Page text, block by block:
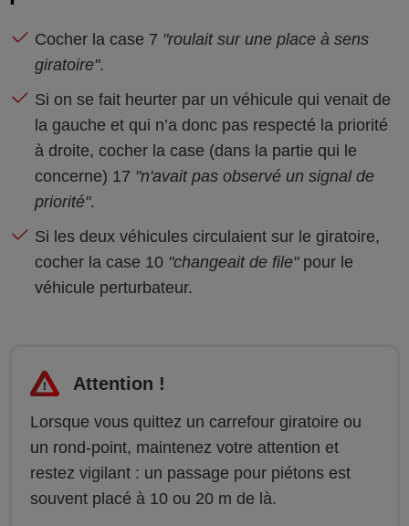
Cocher la case 7 "roulait sur une place à sens
giratoire".
Si on se fait heurter par un véhicule qui venait de
la gauche et qui n’a donc pas respecté la priorité
à droite, cocher la case (dans la partie qui le
concerne) 17 "n'avait pas observé un signal de
priorité".
Si les deux véhicules circulaient sur le giratoire,
cocher la case 10 "changeait de file"pour le
véhicule perturbateur.
Attention !
Lorsque vous quittez un carrefour giratoire ou
un rond-point, maintenez votre attention et
restez vigilant : un passage pour piétons est
souvent placé à 10 ou 20 m de là.